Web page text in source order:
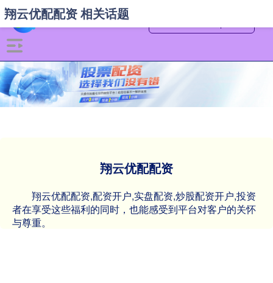
翔云优配配资
翔云优配配资,配资开户,实盘配资,炒股配资开户,投资
者在享受这些福利的同时，也能感受到平台对客户的关怀
与尊重。
翔云优配配资 相关话题